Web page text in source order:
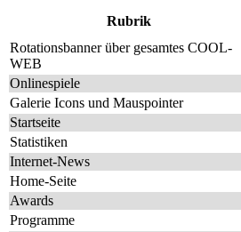
Rubrik
Rotationsbanner über gesamtes COOL-
WEB
Onlinespiele
Galerie Icons und Mauspointer
Startseite
Statistiken
Internet-News
Home-Seite
Awards
Programme